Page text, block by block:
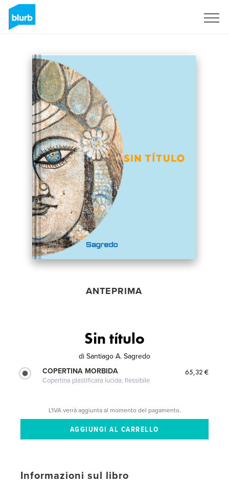
ANTEPRIMA
Sin título
di Santiago A. Sagredo
COPERTINA MORBIDA
Copertina plastificata lucida, flessibile
65,32 €
L'IVA verrà aggiunta al momento del pagamento.
Informazioni sul libro